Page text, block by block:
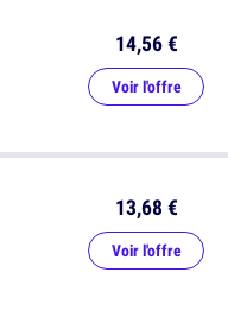
13,68 €
Voir l'offre
14,56 €
Voir l'offre